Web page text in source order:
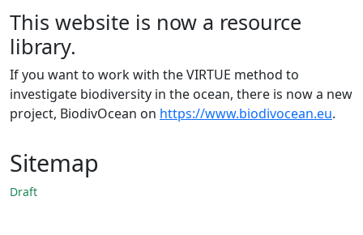
This website is now a resource
library.
If you want to work with the VIRTUE method to
investigate biodiversity in the ocean, there is now a new
project, BiodivOcean on https://www.biodivocean.eu.
Sitemap
Draft